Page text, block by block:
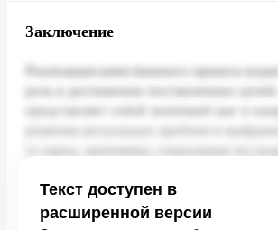
Заключение
Текст доступен в
расширенной версии